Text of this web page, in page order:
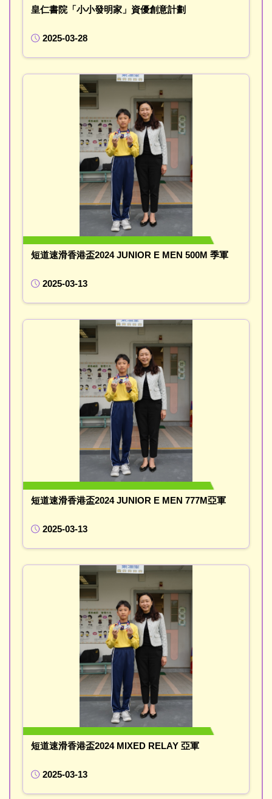
皇仁書院「小小發明家」資優創意計劃
2025-03-28
短道速滑香港盃2024 JUNIOR E MEN 500M 季軍
2025-03-13
短道速滑香港盃2024 JUNIOR E MEN 777M亞軍
2025-03-13
短道速滑香港盃2024 MIXED RELAY 亞軍
2025-03-13